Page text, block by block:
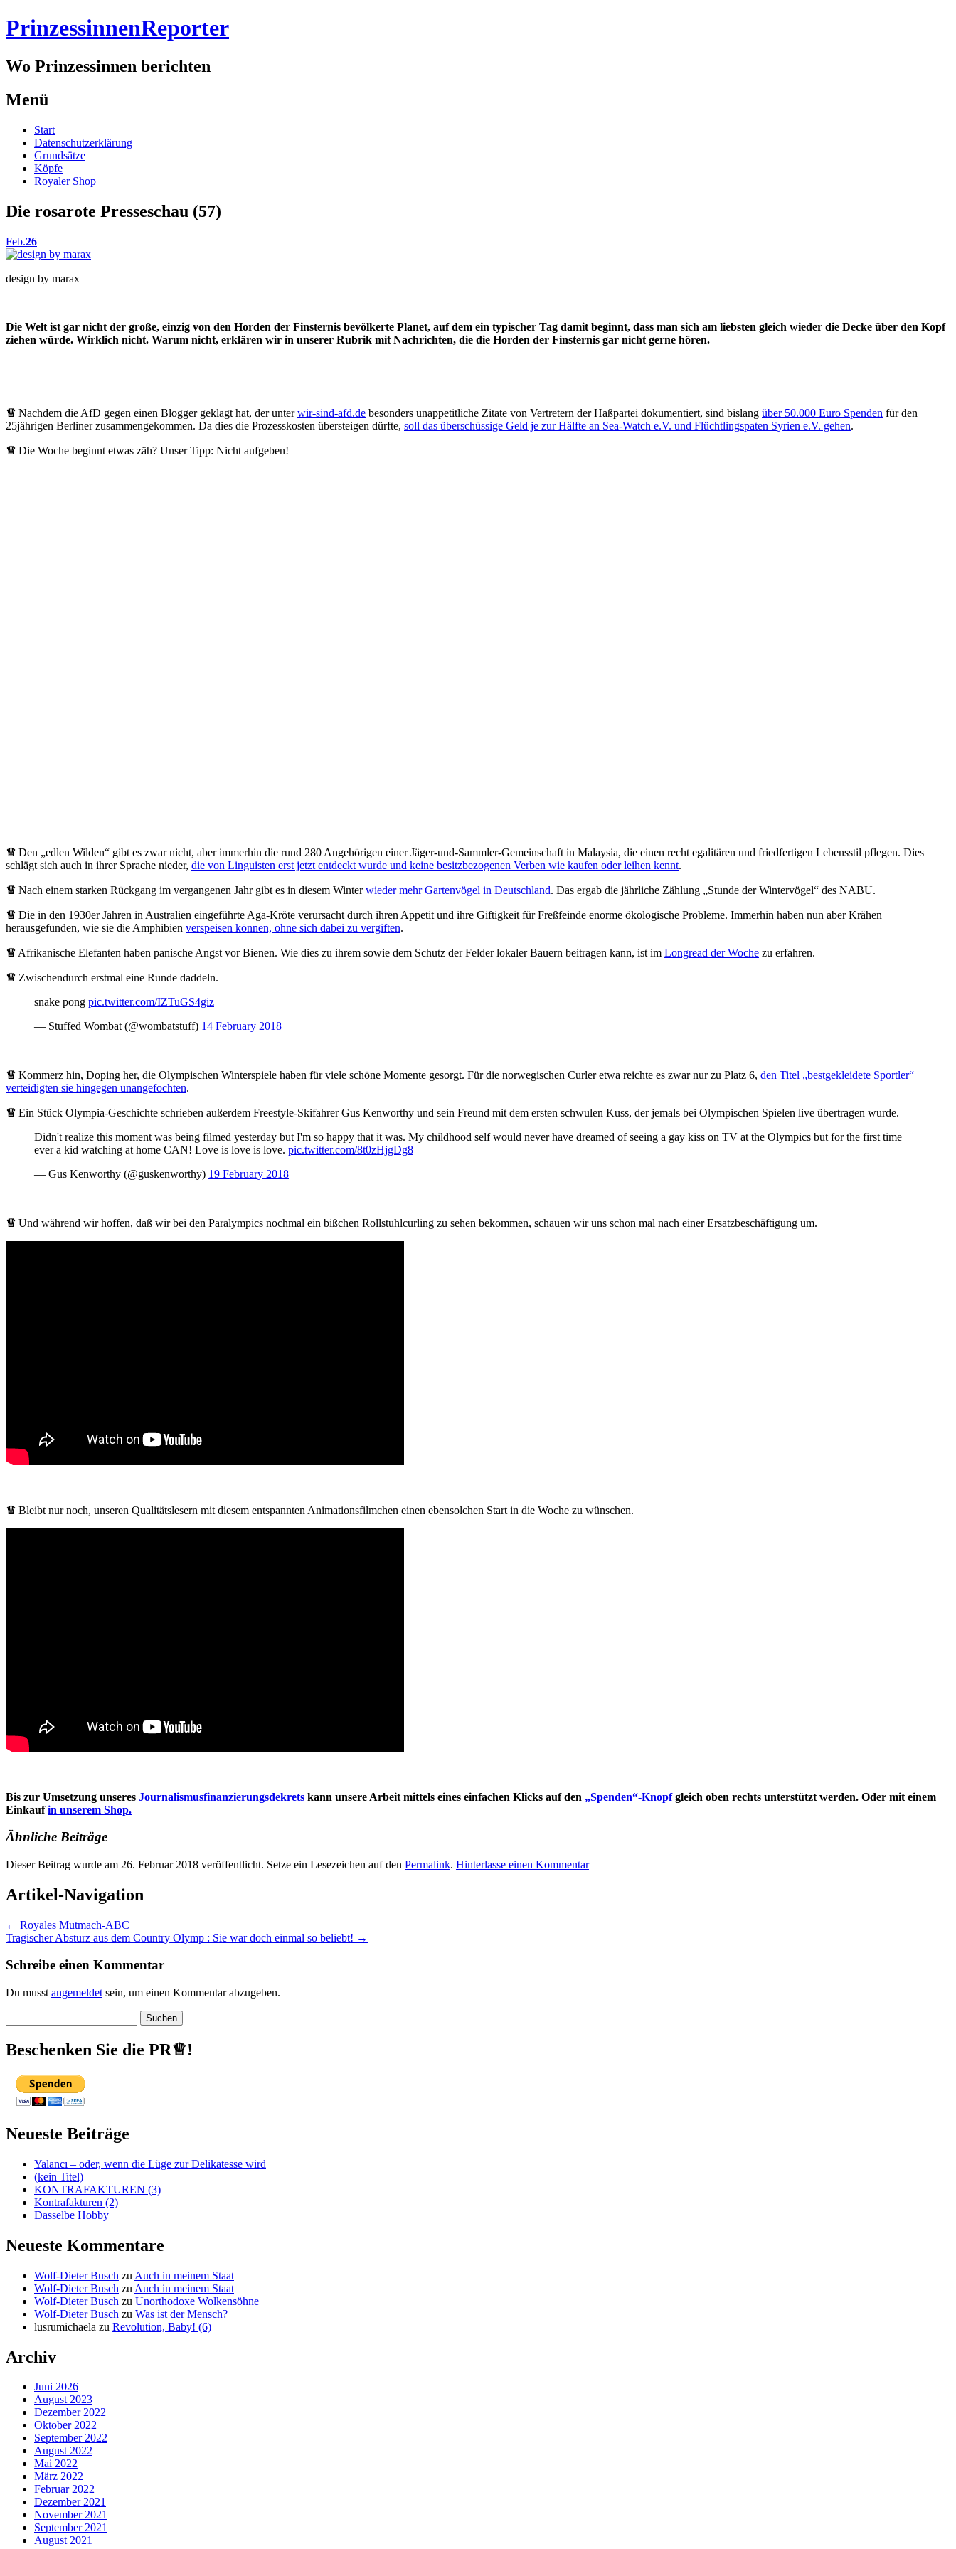
PrinzessinnenReporter
Wo Prinzessinnen berichten
Menü
Springe
zum
Inhalt
Start
Datenschutzerklärung
Grundsätze
Köpfe
Royaler Shop
Die rosarote Presseschau (57)
Feb.26
design by marax
Die Welt ist gar nicht der große, einzig von den Horden der Finsternis bevölkerte Planet, auf dem ein typischer Tag damit beginnt, dass man sich am liebsten gleich wieder die Decke über den Kopf
ziehen würde. Wirklich nicht. Warum nicht, erklären wir in unserer Rubrik mit Nachrichten, die die Horden der Finsternis gar nicht gerne hören.
♕ Nachdem die AfD gegen einen Blogger geklagt hat, der unterwir-sind-afd.de besonders unappetitliche Zitate von Vertretern der Haßpartei dokumentiert, sind bislang über 50.000 Euro Spenden für den
25jährigen Berliner zusammengekommen. Da dies die Prozesskosten übersteigen dürfte, soll das überschüssige Geld je zur Hälfte an Sea-Watch e.V. und Flüchtlingspaten Syrien e.V. gehen.
♕ Die Woche beginnt etwas zäh? Unser Tipp: Nicht aufgeben!
♕ Den „edlen Wilden“ gibt es zwar nicht, aber immerhin die rund 280 Angehörigen einer Jäger-und-Sammler-Gemeinschaft in Malaysia, die einen recht egalitären und friedfertigen Lebensstil pflegen. Dies
schlägt sich auch in ihrer Sprache nieder, die von Linguisten erst jetzt entdeckt wurde und keine besitzbezogenen Verben wie kaufen oder leihen kennt.
♕ Nach einem starken Rückgang im vergangenen Jahr gibt es in diesem Winterwieder mehr Gartenvögel in Deutschland. Das ergab die jährliche Zählung „Stunde der Wintervögel“ des NABU.
♕ Die in den 1930er Jahren in Australien eingeführte Aga-Kröte verursacht durch ihren Appetit und ihre Giftigkeit für Freßfeinde enorme ökologische Probleme. Immerhin haben nun aber Krähen
herausgefunden, wie sie die Amphibien verspeisen können, ohne sich dabei zu vergiften.
♕ Afrikanische Elefanten haben panische Angst vor Bienen. Wie dies zu ihrem sowie dem Schutz der Felder lokaler Bauern beitragen kann, ist im Longread der Woche zu erfahren.
♕ Zwischendurch erstmal eine Runde daddeln.
snake pong pic.twitter.com/IZTuGS4giz
— Stuffed Wombat (@wombatstuff) 14 February 2018
♕ Kommerz hin, Doping her, die Olympischen Winterspiele haben für viele schöne Momente gesorgt. Für die norwegischen Curler etwa reichte es zwar nur zu Platz 6, den Titel „bestgekleidete Sportler“
verteidigten sie hingegen unangefochten.
♕ Ein Stück Olympia-Geschichte schrieben außerdem Freestyle-Skifahrer Gus Kenworthy und sein Freund mit dem ersten schwulen Kuss, der jemals bei Olympischen Spielen live übertragen wurde.
Didn't realize this moment was being filmed yesterday but I'm so happy that it was. My childhood self would never have dreamed of seeing a gay kiss on TV at the Olympics but for the first time
ever a kid watching at home CAN! Love is love is love. pic.twitter.com/8t0zHjgDg8
— Gus Kenworthy (@guskenworthy) 19 February 2018
♕ Und während wir hoffen, daß wir bei den Paralympics nochmal ein bißchen Rollstuhlcurling zu sehen bekommen, schauen wir uns schon mal nach einer Ersatzbeschäftigung um.
♕ Bleibt nur noch, unseren Qualitätslesern mit diesem entspannten Animationsfilmchen einen ebensolchen Start in die Woche zu wünschen.
Bis zur Umsetzung unseres Journalismusfinanzierungsdekrets kann unsere Arbeit mittels eines einfachen Klicks auf den „Spenden“-Knopfgleich oben rechts unterstützt werden. Oder mit einem
Einkaufin unserem Shop.
Ähnliche Beiträge
Dieser Beitrag wurde am 26. Februar 2018 veröffentlicht. Setze ein Lesezeichen auf den Permalink. Hinterlasse einen Kommentar
Artikel-Navigation
← Royales Mutmach-ABC
Tragischer Absturz aus dem Country Olymp : Sie war doch einmal so beliebt! →
Schreibe einen Kommentar
Du musst angemeldet sein, um einen Kommentar abzugeben.
nach:
Beschenken Sie die PR♕!
Neueste Beiträge
Yalancı – oder, wenn die Lüge zur Delikatesse wird
(kein Titel)
KONTRAFAKTUREN (3)
Kontrafakturen (2)
Dasselbe Hobby
Neueste Kommentare
Wolf-Dieter Busch zu Auch in meinem Staat
Wolf-Dieter Busch zu Auch in meinem Staat
Wolf-Dieter Busch zu Unorthodoxe Wolkensöhne
Wolf-Dieter Busch zu Was ist der Mensch?
lusrumichaela zu Revolution, Baby! (6)
Archiv
Juni 2026
August 2023
Dezember 2022
Oktober 2022
September 2022
August 2022
Mai 2022
März 2022
Februar 2022
Dezember 2021
November 2021
September 2021
August 2021